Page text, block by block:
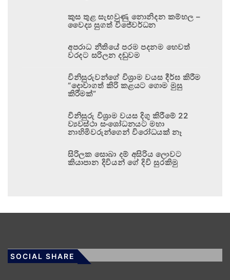
කුස තුළ සැඟවුණු නොනිදන කම්හල –
වෛද්‍ය සුගත් විජේවර්ධන
අපරාධ නීතියේ පරම පදනම හෙවත්
වරදට සරිලන දඬුවම
විනිසුරුවන්ගේ විශ්‍රාම වයස දීර්ඝ කිරීම
“දොවාගත් කිරි කළයට ගොම මුසු
කිරීමක්”
විනිසුරු විශ්‍රාම වයස දිගු කිරීමේ 22
ව්‍යවස්ථා සංශෝධනයට මහා
නාහිමිවරුන්ගෙන් විරෝධයක් නෑ
සිරිලක සොබා දම් අසිරිය ලොවට
කියාපාන දිවියන් ගේ දිවි සුරකිමු
SOCIAL SHARE